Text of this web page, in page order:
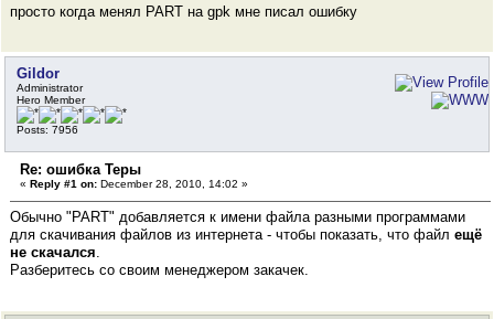
просто когда менял PART на gpk мне писал ошибку
Gildor
Administrator
Hero Member
Posts: 7956
Re: ошибка Теры
« Reply #1 on: December 28, 2010, 14:02 »
Обычно "PART" добавляется к имени файла разными программами
для скачивания файлов из интернета - чтобы показать, что файл ещё
не скачался.
Разберитесь со своим менеджером закачек.